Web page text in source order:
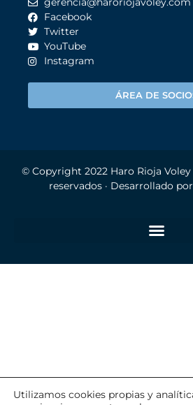
Facebook
Twitter
YouTube
Instagram
ÁREA DE
© Copyright 2022 Haro Rioja Voley
reservados · Desarrollado por
Utilizamos cookies propias y